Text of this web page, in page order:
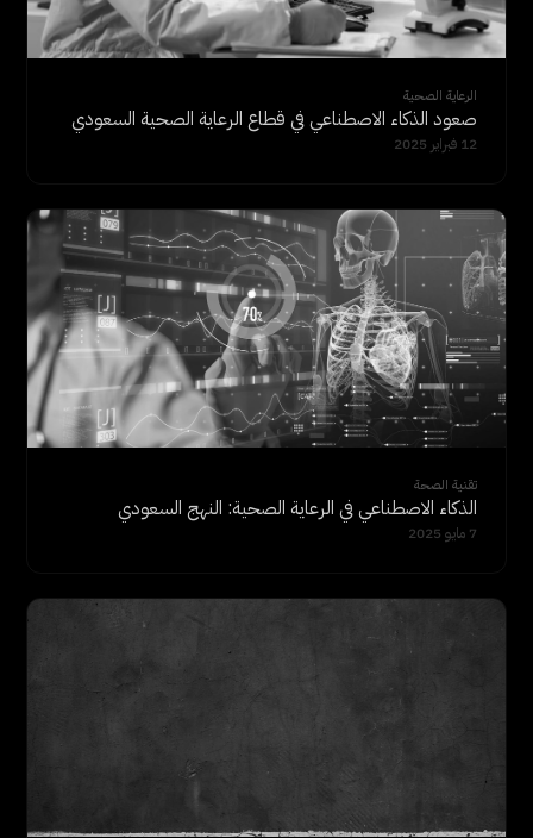
الرعاية الصحية
صعود الذكاء الاصطناعي في قطاع الرعاية الصحية السعودي
12 فبراير 2025
تقنية الصحة
الذكاء الاصطناعي في الرعاية الصحية: النهج السعودي
7 مايو 2025